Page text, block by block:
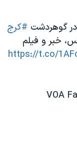
در گوهردشت #کرج
خبر و فيلم
https://t.co/